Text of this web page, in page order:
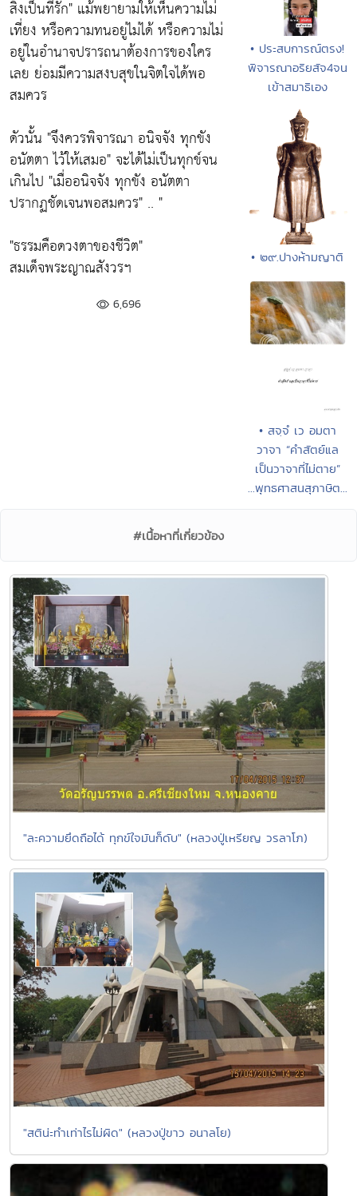
สิ่งเป็นที่รัก" แม้พยายามให้เห็นความไม่
เที่ยง หรือความทนอยู่ไม่ได้ หรือความไม่
อยู่ในอำนาจปรารถนาต้องการของใคร
เลย ย่อมมีความสงบสุขในจิตใจได้พอ
สมควร
ดัวนั้น "จึงควรพิจารณา อนิจจัง ทุกขัง
อนัตตา ไว้ให้เสมอ"จะได้ไม่เป็นทุกข์จน
เกินไป "เมื่ออนิจจัง ทุกขัง อนัตตา
ปรากฏชัดเจนพอสมควร" .. "
"ธรรมคือดวงตาของชีวิต"
สมเด็จพระญาณสังวรฯ
6,696
• ประสบการณ์ตรง!
พิจารณาอริยสัจ4จน
เข้าสมาธิเอง
• ๒๙.ปางห้ามญาติ
• สจฺจํ เว อมตา
วาจา “คำสัตย์แล
เป็นวาจาที่ไม่ตาย”
...พุทธศาสนสุภาษิต...
#เนื้อหาที่เกี่ยวข้อง
"ละความยึดถือได้ ทุกข์ใจมันก็ดับ" (หลวงปู่เหรียญ วรลาโภ)
"สติน่ะทำเท่าไรไม่ผิด" (หลวงปู่ขาว อนาลโย)